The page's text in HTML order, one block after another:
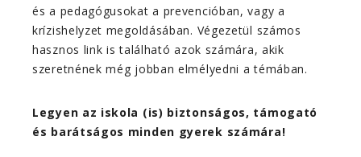
és a pedagógusokat a prevencióban, vagy a
krízishelyzet megoldásában. Végezetül számos
hasznos link is található azok számára, akik
szeretnének még jobban elmélyedni a témában.
Legyen az iskola (is) biztonságos, támogató
és barátságos minden gyerek számára!